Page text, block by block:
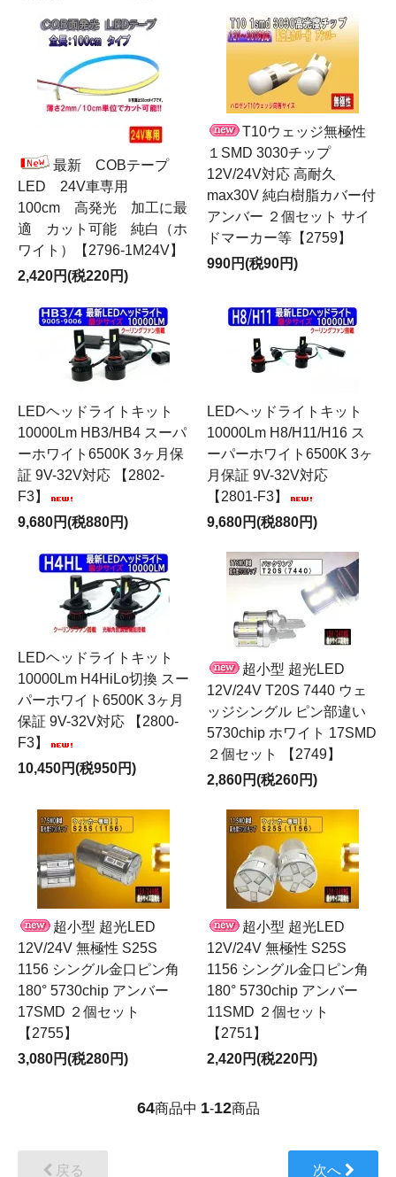
最新 COBテープ
LED 24V車専用
100cm 高発光 加工に最
適 カット可能 純白（ホ
ワイト）【2796-1M24V】
2,420円(税220円)
T10ウェッジ無極性
１SMD 3030チップ
12V/24V対応 高耐久
max30V 純白樹脂カバー付
アンバー ２個セット サイ
ドマーカー等【2759】
990円(税90円)
LEDヘッドライトキット
10000Lm HB3/HB4 スーパ
ーホワイト6500K 3ヶ月保
証 9V-32V対応 【2802-
F3】
9,680円(税880円)
LEDヘッドライトキット
10000Lm H8/H11/H16 ス
ーパーホワイト6500K 3ヶ
月保証 9V-32V対応
【2801-F3】
9,680円(税880円)
LEDヘッドライトキット
10000Lm H4HiLo切換 スー
パーホワイト6500K 3ヶ月
保証 9V-32V対応 【2800-
F3】
10,450円(税950円)
超小型 超光LED
12V/24V T20S 7440 ウェ
ッジシングル ピン部違い
5730chip ホワイト 17SMD
２個セット 【2749】
2,860円(税260円)
超小型 超光LED
12V/24V 無極性 S25S
1156 シングル金口ピン角
180° 5730chip アンバー
17SMD ２個セット
【2755】
3,080円(税280円)
超小型 超光LED
12V/24V 無極性 S25S
1156 シングル金口ピン角
180° 5730chip アンバー
11SMD ２個セット
【2751】
2,420円(税220円)
64商品中 1-12商品
戻る 次へ